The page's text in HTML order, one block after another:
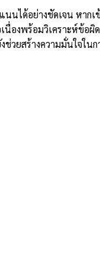
ด้อย่างชัดเจน หากเ
องพร้อมวิเคราะห์ข้อ
วยสร้างความมั่นใจใ